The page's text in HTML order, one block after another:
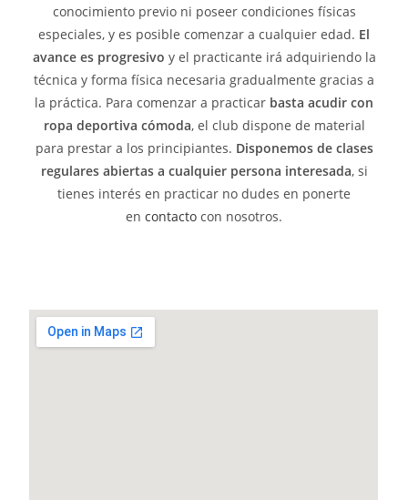
conocimiento previo ni poseer condiciones físicas
especiales, y es posible comenzar a cualquier edad. El
avance es progresivo y el practicante irá adquiriendo la
técnica y forma física necesaria gradualmente gracias a
la práctica. Para comenzar a practicar basta acudir con
ropa deportiva cómoda, el club dispone de material
para prestar a los principiantes. Disponemos de clases
regulares abiertas a cualquier persona interesada, si
tienes interés en practicar no dudes en ponerte
en contacto con nosotros.